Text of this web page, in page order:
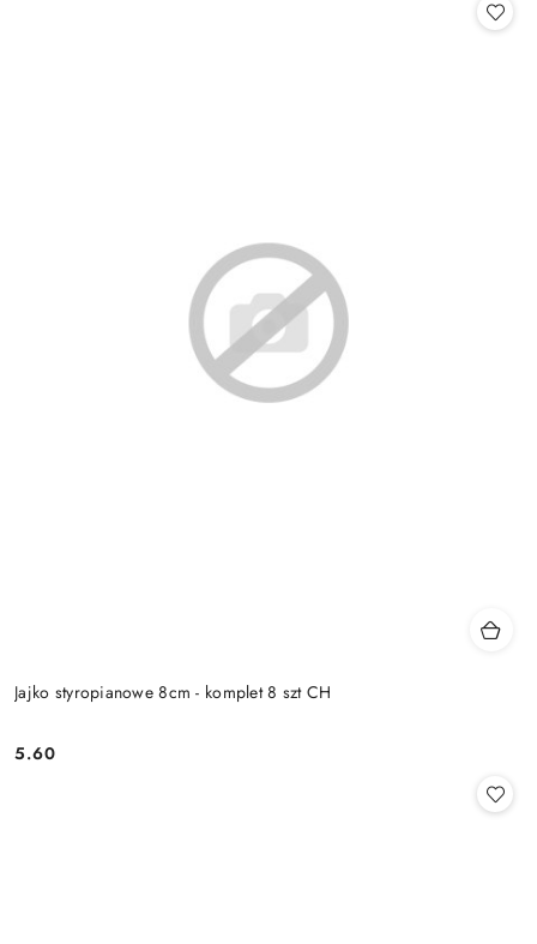
Jajko styropianowe 8cm - komplet 8 szt CH
Cena:
5.60